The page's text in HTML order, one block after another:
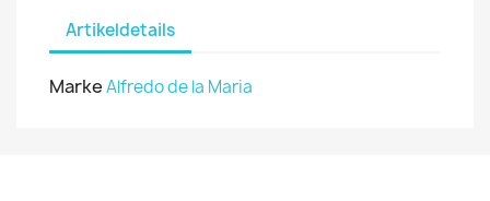
Artikeldetails
MarkeAlfredo de la Maria